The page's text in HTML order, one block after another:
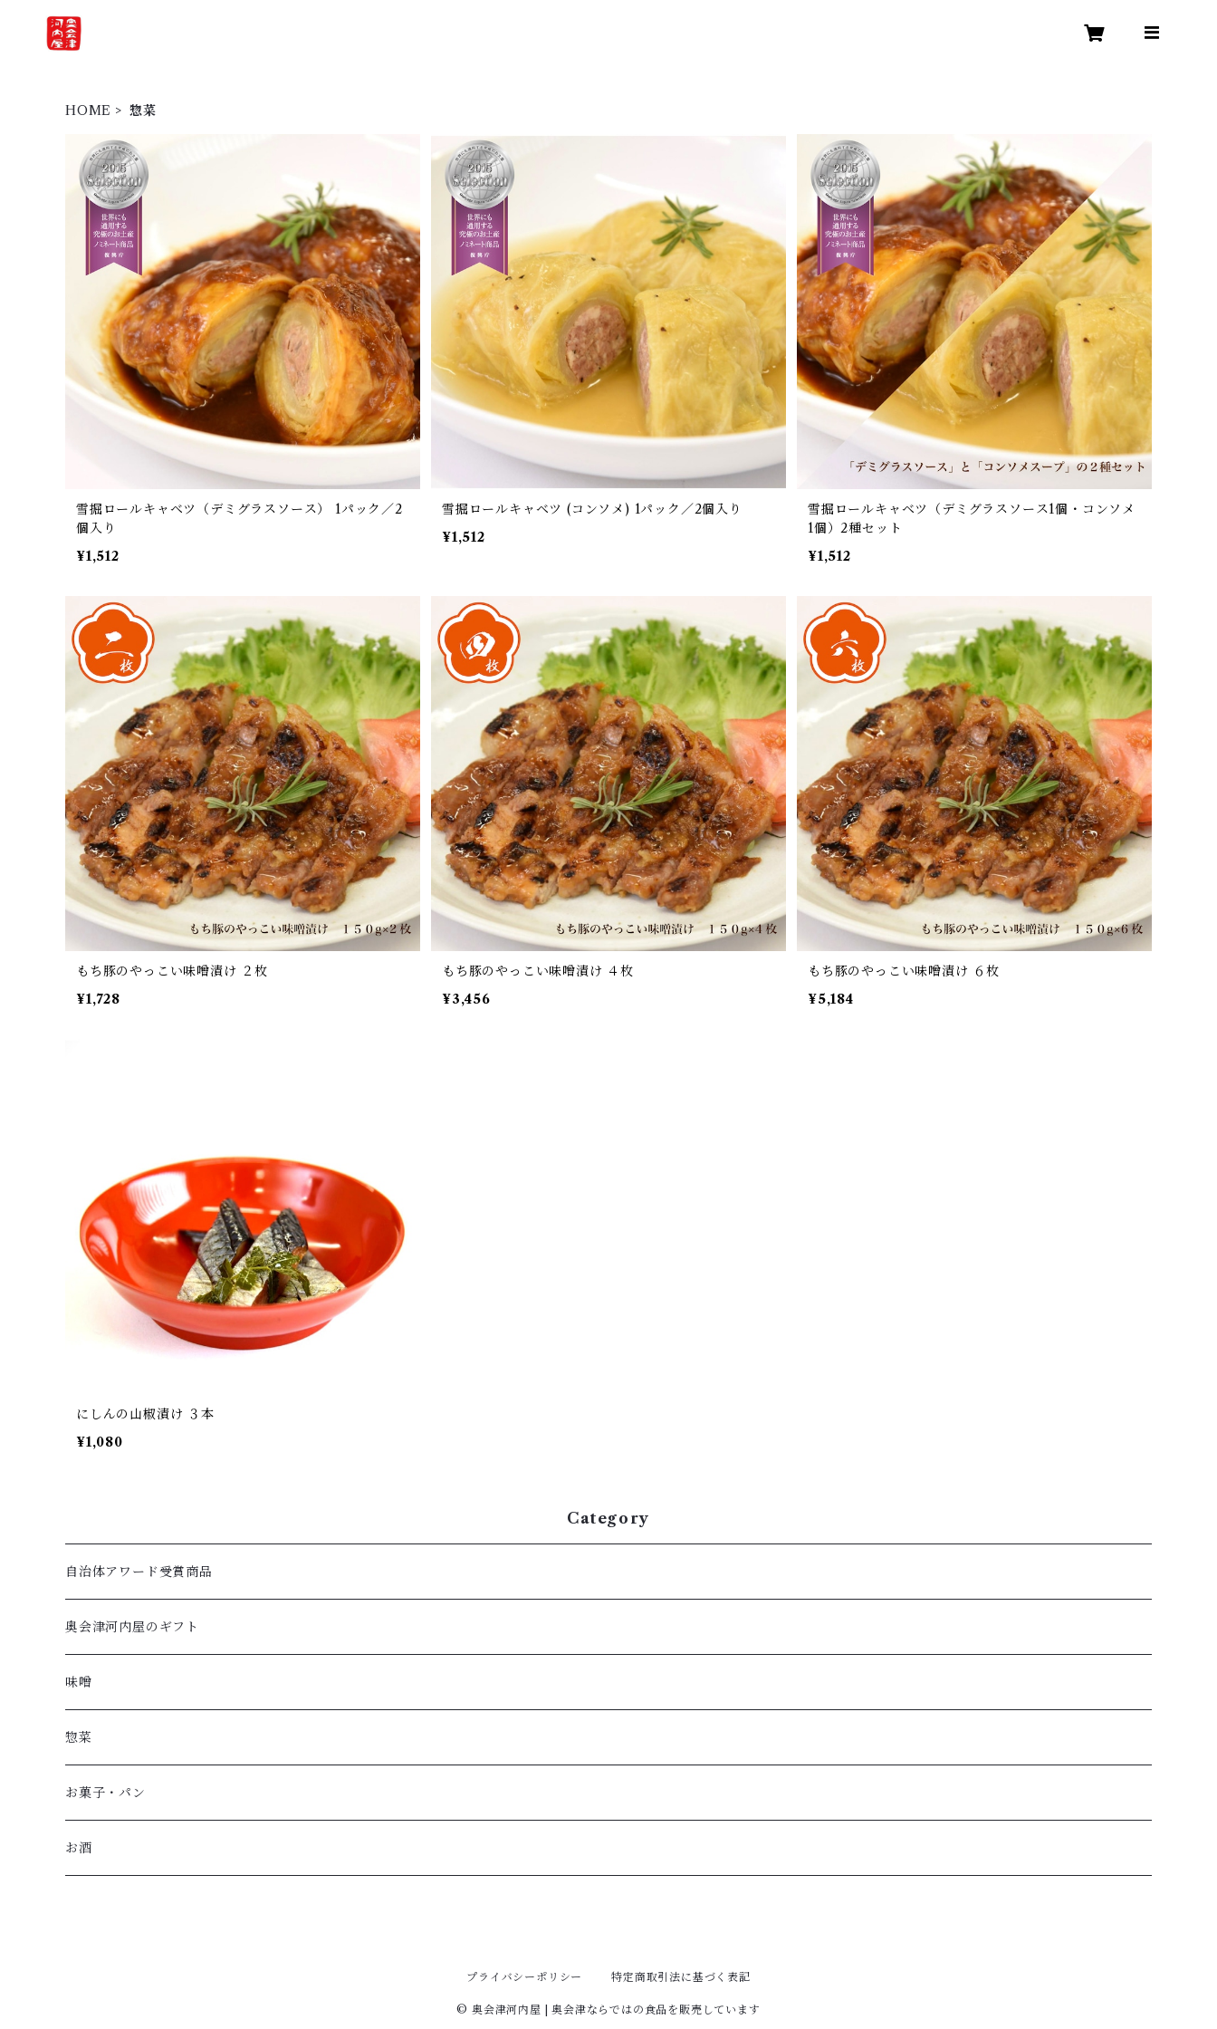
HOME 惣菜
雪掘ロールキャベツ（デミグラスソース） 1パック／2
個入り
¥1,512
雪掘ロールキャベツ (コンソメ) 1パック／2個入り
¥1,512
雪掘ロールキャベツ（デミグラスソース1個・コンソメ
1個）2種セット
¥1,512
もち豚のやっこい味噌漬け ２枚
¥1,728
もち豚のやっこい味噌漬け ４枚
¥3,456
もち豚のやっこい味噌漬け ６枚
¥5,184
にしんの山椒漬け ３本
¥1,080
Category
自治体アワード受賞商品
奥会津河内屋のギフト
味噌
惣菜
お菓子・パン
お酒
プライバシーポリシー 特定商取引法に基づく表記
© 奥会津河内屋 | 奥会津ならではの食品を販売しています